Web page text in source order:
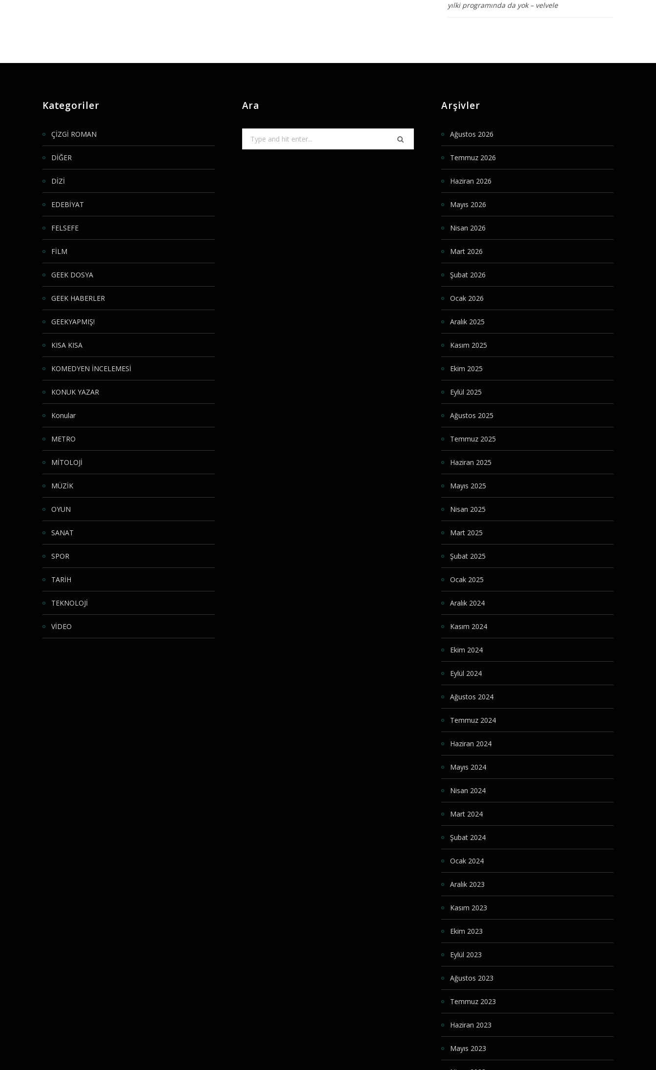
yılki programında da yok – velvele
Kategoriler
ÇİZGİ ROMAN
DİĞER
DİZİ
EDEBİYAT
FELSEFE
FİLM
GEEK DOSYA
GEEK HABERLER
GEEKYAPMIŞ!
KISA KISA
KOMEDYEN İNCELEMESİ
KONUK YAZAR
Konular
METRO
MİTOLOJİ
MÜZİK
OYUN
SANAT
SPOR
TARİH
TEKNOLOJİ
VİDEO
Ara
for:
Arşivler
Ağustos 2026
Temmuz 2026
Haziran 2026
Mayıs 2026
Nisan 2026
Mart 2026
Şubat 2026
Ocak 2026
Aralık 2025
Kasım 2025
Ekim 2025
Eylül 2025
Ağustos 2025
Temmuz 2025
Haziran 2025
Mayıs 2025
Nisan 2025
Mart 2025
Şubat 2025
Ocak 2025
Aralık 2024
Kasım 2024
Ekim 2024
Eylül 2024
Ağustos 2024
Temmuz 2024
Haziran 2024
Mayıs 2024
Nisan 2024
Mart 2024
Şubat 2024
Ocak 2024
Aralık 2023
Kasım 2023
Ekim 2023
Eylül 2023
Ağustos 2023
Temmuz 2023
Haziran 2023
Mayıs 2023